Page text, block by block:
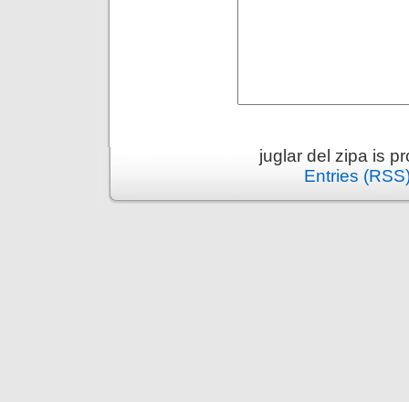
juglar del zipa is
Entries